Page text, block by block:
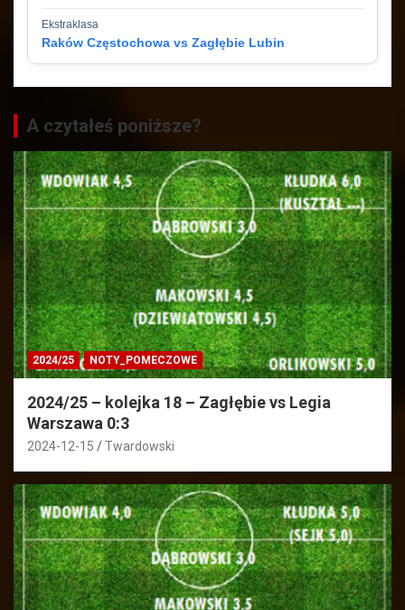
Ekstraklasa
Raków Częstochowa vs Zagłębie Lubin
A czytałeś poniższe?
2024/25 NOTY_POMECZOWE
2024/25 – kolejka 18 – Zagłębie vs Legia
Warszawa 0:3
2024-12-15 Twardowski